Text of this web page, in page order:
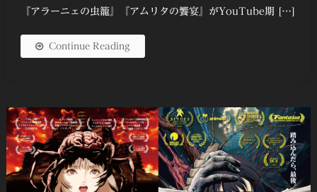
『アラーニェの虫籠』『アムリタの饗宴』がYouTube期 […]
Continue Reading